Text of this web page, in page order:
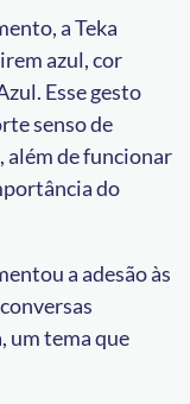
a Teka
azul, cor
Esse gesto
senso de
de funcionar
do
a adesão às
um tema que